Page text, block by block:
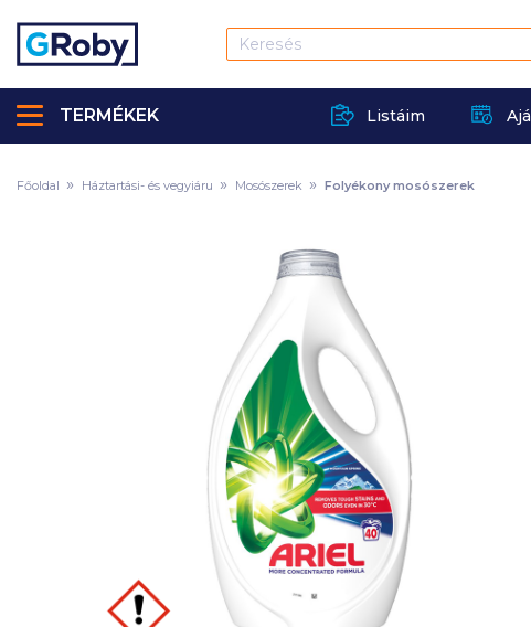
Listáim
TERMÉKEK
Főoldal Háztartási- és vegyiáru Mosószerek Folyékony mosószerek